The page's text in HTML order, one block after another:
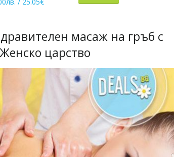
масаж на гръб с
царство